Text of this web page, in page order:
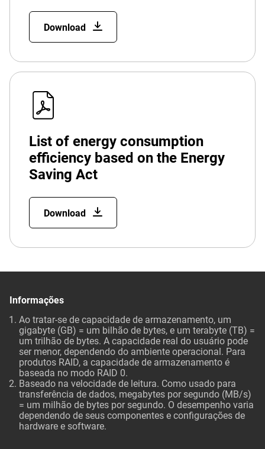
Download
List of energy consumption
efficiency based on the Energy
Saving Act
Download
Informações
Ao tratar-se de capacidade de armazenamento, um
gigabyte (GB) = um bilhão de bytes, e um terabyte (TB) =
um trilhão de bytes. A capacidade real do usuário pode
ser menor, dependendo do ambiente operacional. Para
produtos RAID, a capacidade de armazenamento é
baseada no modo RAID 0.
Baseado na velocidade de leitura. Como usado para
transferência de dados, megabytes por segundo (MB/s)
= um milhão de bytes por segundo. O desempenho varia
dependendo de seus componentes e configurações de
hardware e software.